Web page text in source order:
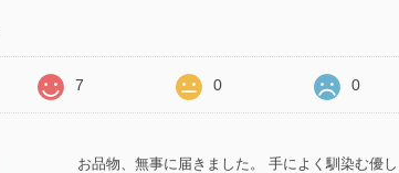
7 0 0
お品物、無事に届きました。 手によく馴染む優